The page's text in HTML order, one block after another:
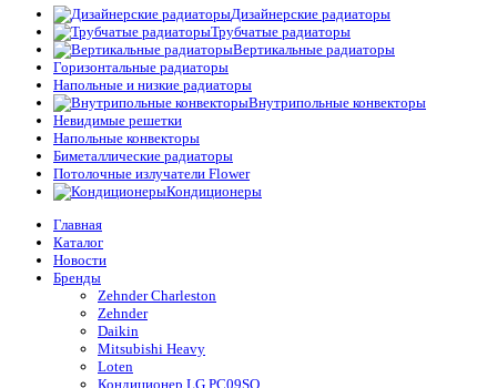
Дизайнерские радиаторы
Трубчатые радиаторы
Вертикальные радиаторы
Горизонтальные радиаторы
Напольные и низкие радиаторы
Внутрипольные конвекторы
Невидимые решетки
Напольные конвекторы
Биметаллические радиаторы
Потолочные излучатели Flower
Кондиционеры
Главная
Каталог
Новости
Бренды
Zehnder Charleston
Zehnder
Daikin
Mitsubishi Heavy
Loten
Кондиционер LG PC09SQ